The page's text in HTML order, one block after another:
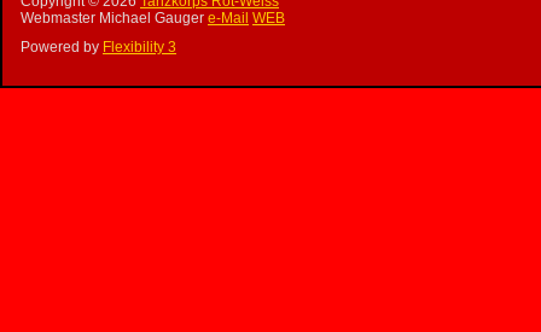
Webmaster Michael Gauger e-Mail WEB
Powered by Flexibility 3